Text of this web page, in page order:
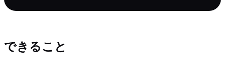
できること